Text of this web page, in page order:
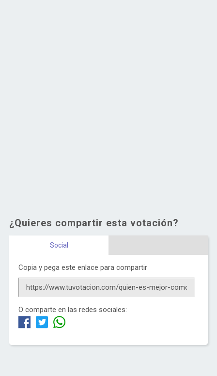
¿Quieres compartir esta votación?
Social
Copia y pega este enlace para compartir
O comparte en las redes sociales: